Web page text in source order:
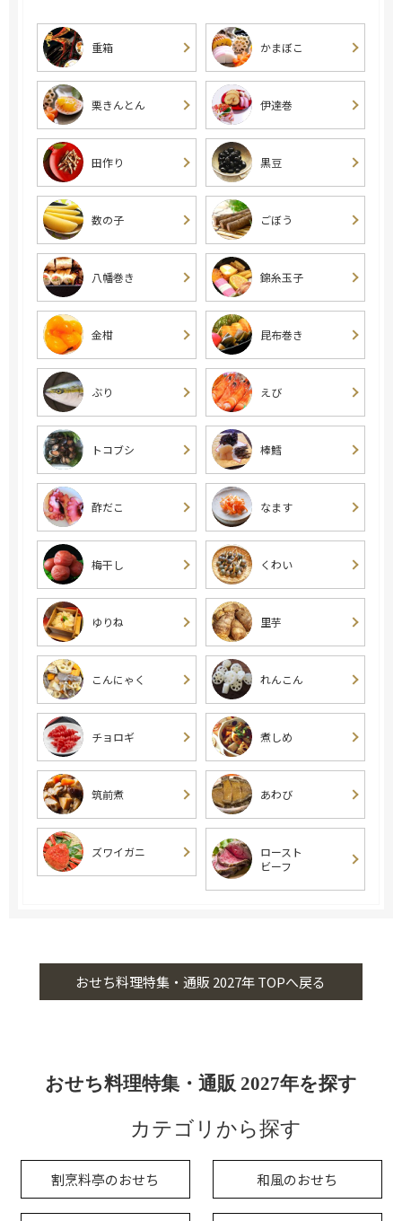
重箱 かまぼこ
栗きんとん 伊達巻
田作り 黒豆
数の子 ごぼう
八幡巻き 錦糸玉子
金柑 昆布巻き
ぶり えび
トコブシ 棒鱈
酢だこ なます
梅干し くわい
ゆりね 里芋
こんにゃく れんこん
チョロギ 煮しめ
筑前煮 あわび
ズワイガニ
ロースト
ビーフ
おせち料理特集・通販 2027年 TOPへ戻る
おせち料理特集・通販 2027年を探す
カテゴリから探す
割烹料亭のおせち 和風のおせち